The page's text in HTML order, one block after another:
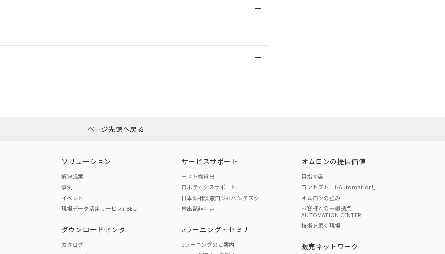
ダウンロードはこちらページ先頭へ戻る
ソリューション
解決提案
事例
イベント
現場データ活用サービスi-BELT
ダウンロードセンタ
カタログ
サービスサポート
テスト機貸出
ロボティクスサポート
日本語相談窓口ジャパンデスク
輸出該非判定
eラーニング・セミナ
eラーニングのご案内
オムロンの提供価値
目指す姿
コンセプト「i-Automation!」
オムロンの強み
お客様との共創拠点
AUTOMATION CENTER
技術を磨く現場
販売ネットワーク